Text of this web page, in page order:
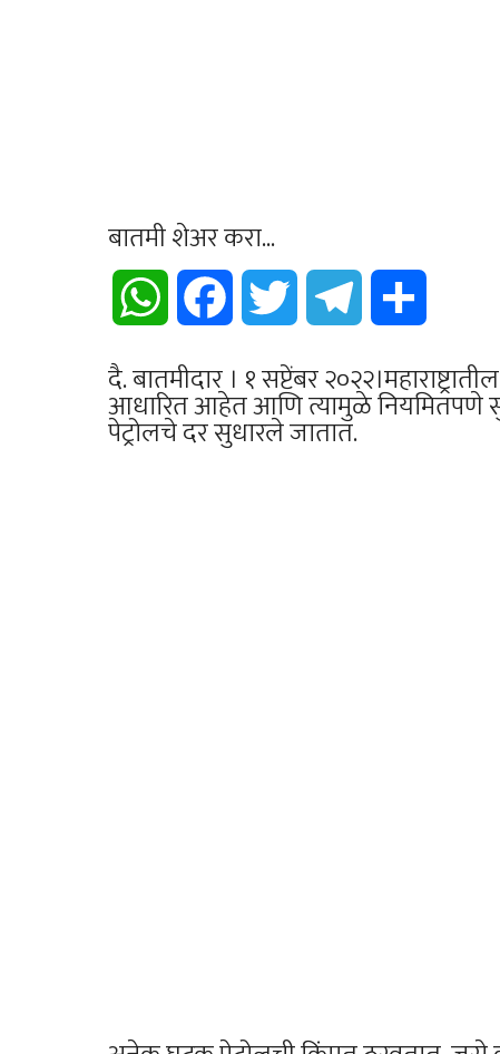
बातमी शेअर करा...
WhatsApp Facebook Twitter Telegram
दै. बातमीदार । १ सप्टेंबर
आधारित आहेत आणि त्यामुळे नियमितपणे
पेट्रोलचे दर सुधारले जातात.